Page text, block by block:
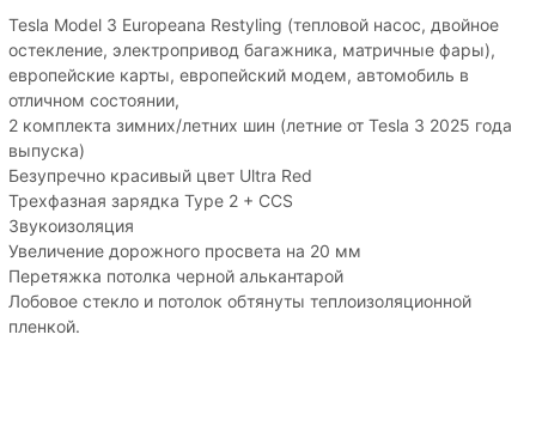
Tesla Model 3 Europeana Restyling (тепловой насос, двойное
остекление, электропривод багажника, матричные фары),
европейские карты, европейский модем, автомобиль в
отличном состоянии,
2 комплекта зимних/летних шин (летние от Tesla 3 2025 года
выпуска)
Безупречно красивый цвет Ultra Red
Трехфазная зарядка Type 2 + CCS
Звукоизоляция
Увеличение дорожного просвета на 20 мм
Перетяжка потолка черной алькантарой
Лобовое стекло и потолок обтянуты теплоизоляционной
пленкой.